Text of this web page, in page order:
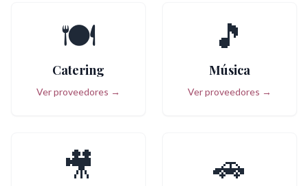
🍽️
Catering
Ver proveedores →
🎵
Música
Ver proveedores →
🎥 🚗